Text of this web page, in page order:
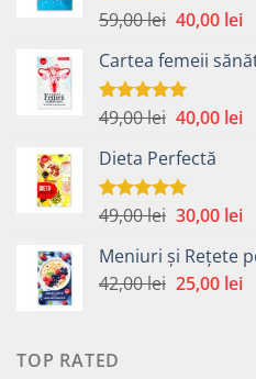
Evaluat la
59,00lei Prețul
a
fost:
59,00 lei.
40,00 lei
Cartea femeii
Evaluat la
49,00lei Prețul
a
fost:
49,00 lei.
40,00 lei
Dieta Perfectă
Evaluat la
49,00lei Prețul
a
fost:
30,00 lei
Meniuri și Rețete
42,00lei Prețul
25,00 lei
TOP RATED